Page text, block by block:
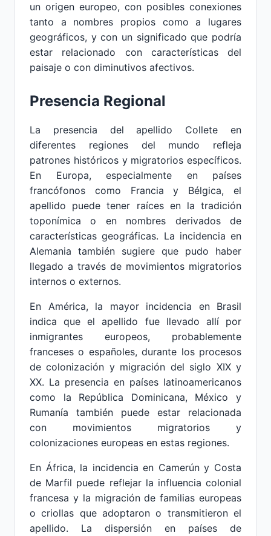
un origen europeo, con posibles conexiones
tanto a nombres propios como a lugares
geográficos, y con un significado que podría
estar relacionado con características del
paisaje o con diminutivos afectivos.
Presencia Regional
La presencia del apellido Collete en
diferentes regiones del mundo refleja
patrones históricos y migratorios específicos.
En Europa, especialmente en países
francófonos como Francia y Bélgica, el
apellido puede tener raíces en la tradición
toponímica o en nombres derivados de
características geográficas. La incidencia en
Alemania también sugiere que pudo haber
llegado a través de movimientos migratorios
internos o externos.
En América, la mayor incidencia en Brasil
indica que el apellido fue llevado allí por
inmigrantes europeos, probablemente
franceses o españoles, durante los procesos
de colonización y migración del siglo XIX y
XX. La presencia en países latinoamericanos
como la República Dominicana, México y
Rumanía también puede estar relacionada
con movimientos migratorios y
colonizaciones europeas en estas regiones.
En África, la incidencia en Camerún y Costa
de Marfil puede reflejar la influencia colonial
francesa y la migración de familias europeas
o criollas que adoptaron o transmitieron el
apellido. La dispersión en países de